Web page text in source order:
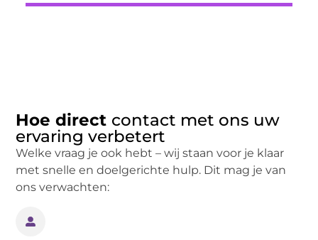
Hoe direct contact met ons uw
ervaring verbetert
Welke vraag je ook hebt – wij staan voor je klaar
met snelle en doelgerichte hulp. Dit mag je van
ons verwachten: